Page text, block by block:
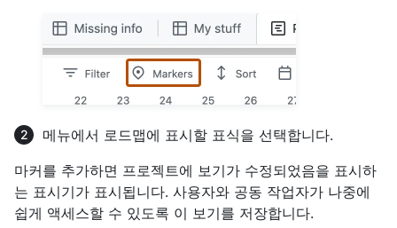
메뉴에서 로드맵에 표시할 표식을 선택합니다.
마커를 추가하면 프로젝트에 보기가 수정되었음을 표시하
는 표시기가 표시됩니다. 사용자와 공동 작업자가 나중에
쉽게 액세스할 수 있도록 이 보기를 저장합니다.